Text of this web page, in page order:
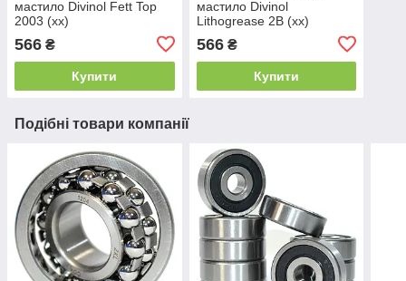
мастило Divinol Fett Top
2003 (xx)
566 ₴
Купити
мастило Divinol
Lithogrease 2B (xx)
566₴
Купити
Подібні товари компанії